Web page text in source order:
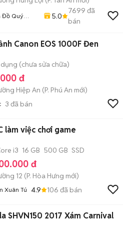
Đồ Quý
5.0
7699 đã
bán
Canon EOS 1000F Đen
(chưa sửa chữa)
đ
Hiệp An (P. Phú An mới)
3 đã bán
làm việc chơi game
i3 16 GB 500 GB SSD
đ
12 (P. Hòa Hưng mới)
Xuân Tú 4.9 106 đã bán
SHVN150 2017 Xám Carnival